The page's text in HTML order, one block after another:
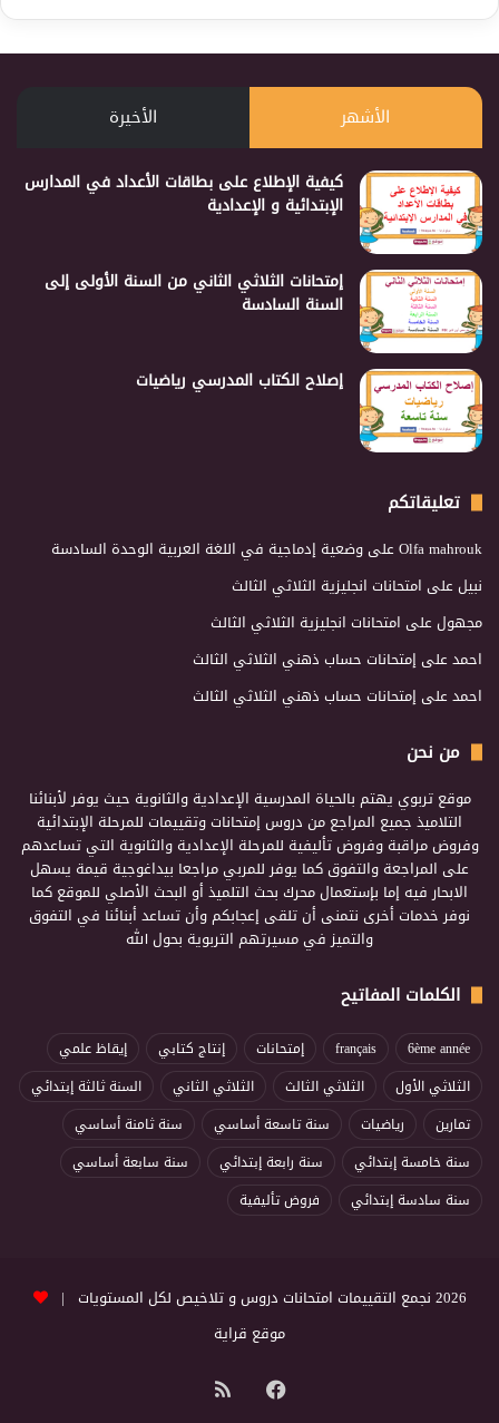
الأشهر الأخيرة
كيفية الإطلاع على بطاقات الأعداد في المدارس
الإبتدائية و الإعدادية
إمتحانات الثلاثي الثاني من السنة الأولى إلى
السنة السادسة
إصلاح الكتاب المدرسي رياضيات
تعليقاتكم
Olfa mahroukعلى وضعية إدماجية في اللغة العربية الوحدة السادسة
نبيلعلى امتحانات انجليزية الثلاثي الثالث
مجهولعلى امتحانات انجليزية الثلاثي الثالث
احمدعلى إمتحانات حساب ذهني الثلاثي الثالث
احمدعلى إمتحانات حساب ذهني الثلاثي الثالث
من نحن
موقع تربوي يهتم بالحياة المدرسية الإعدادية والثانوية حيث يوفر لأبنائنا
التلاميذ جميع المراجع من دروس إمتحانات وتقييمات للمرحلة الإبتدائية
وفروض مراقبة وفروض تأليفية للمرحلة الإعدادية والثانوية التي تساعدهم
على المراجعة والتفوق كما يوفر للمربي مراجعا بيداغوجية قيمة يسهل
الابحار فيه إما بإستعمال محرك بحث التلميذ أو البحث الأصلي للموقع كما
نوفر خدمات أخرى نتمنى أن تلقى إعجابكم وأن تساعد أبنائنا في التفوق
والتميز في مسيرتهم التربوية بحول الله
الكلمات المفاتيح
6ème année
français إمتحانات إنتاج كتابي
إيقاظ علمي
الثلاثي الأول
الثلاثي الثالث الثلاثي الثاني
السنة ثالثة إبتدائي
تمارين
رياضيات سنة تاسعة أساسي
سنة ثامنة أساسي
سنة خامسة إبتدائي
سنة رابعة إبتدائي
سنة سابعة أساسي
سنة سادسة إبتدائي
فروض تأليفية
2026 نجمع التقييمات امتحانات دروس و تلاخيص لكل المستويات |
موقع قراية
فيسبوك